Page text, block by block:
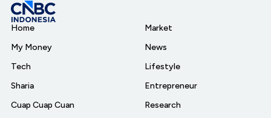
Home
My Money
Tech
Sharia
Cuap Cuap Cuan
Market
News
Lifestyle
Entrepreneur
Research